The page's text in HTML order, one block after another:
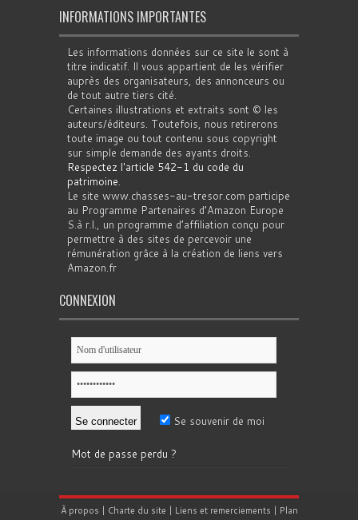
INFORMATIONS IMPORTANTES
Les informations données sur ce site le sont à
titre indicatif. Il vous appartient de les vérifier
auprès des organisateurs, des annonceurs ou
de tout autre tiers cité.
Certaines illustrations et extraits sont © les
auteurs/éditeurs. Toutefois, nous retirerons
toute image ou tout contenu sous copyright
sur simple demande des ayants droits.
Respectez l'article 542-1 du code du
patrimoine.
Le site www.chasses-au-tresor.com participe
au Programme Partenaires d’Amazon Europe
S.à r.l., un programme d’affiliation conçu pour
permettre à des sites de percevoir une
rémunération grâce à la création de liens vers
Amazon.fr
CONNEXION
Se souvenir de moi
Mot de passe perdu ?
À propos | Charte du site | Liens et remerciements | Plan